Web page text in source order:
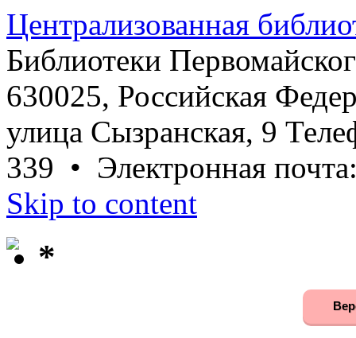
Централизованная
Библиотеки
630025, Российская
улица Сызранская, 9
339 • Электронная
Skip to content
*